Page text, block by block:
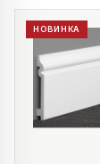
НОВИНКА